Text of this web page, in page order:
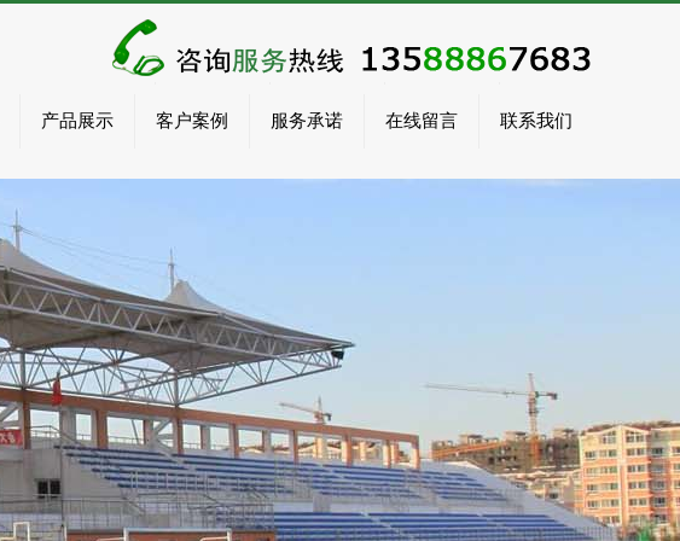
产品展示 客户案例 服务承诺 在线留言 联系我们